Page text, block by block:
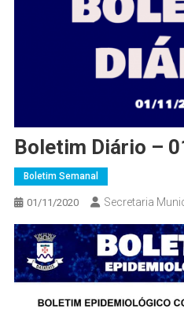
Boletim Diário –
Boletim Semanal
01/11/2020 Secretaria